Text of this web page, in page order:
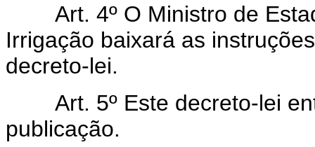
Art. 4º O Ministro de
Irrigação baixará as
decreto-lei.
Art. 5º Este decreto-lei
publicação.